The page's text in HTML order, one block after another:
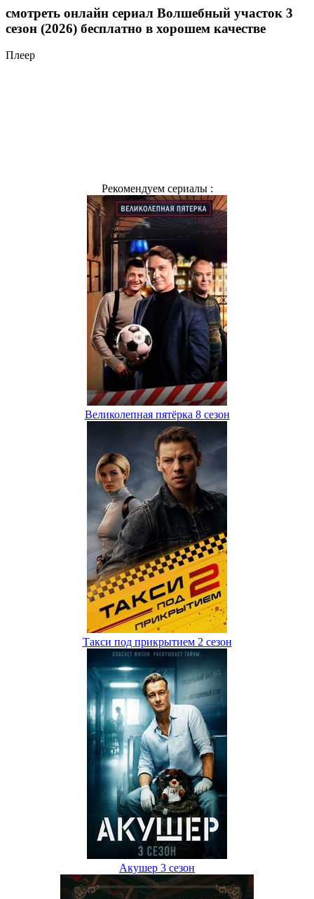
смотреть онлайн сериал Волшебный участок 3
сезон (2026) бесплатно в хорошем качестве
Плеер
Рекомендуем сериалы :
Великолепная пятёрка 8 сезон
Такси под прикрытием 2 сезон
Акушер 3 сезон